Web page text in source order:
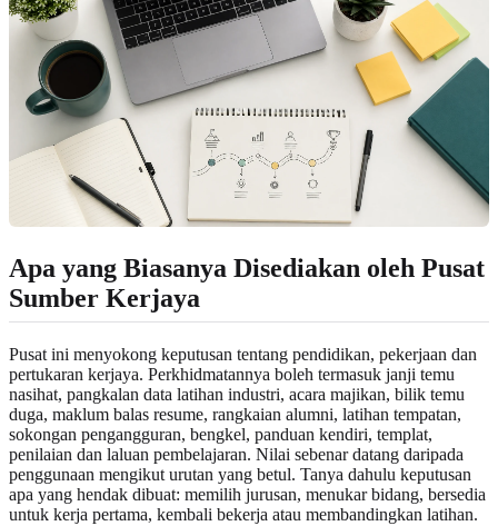
Apa yang Biasanya Disediakan oleh Pusat
Sumber Kerjaya
Pusat ini menyokong keputusan tentang pendidikan, pekerjaan dan
pertukaran kerjaya. Perkhidmatannya boleh termasuk janji temu
nasihat, pangkalan data latihan industri, acara majikan, bilik temu
duga, maklum balas resume, rangkaian alumni, latihan tempatan,
sokongan pengangguran, bengkel, panduan kendiri, templat,
penilaian dan laluan pembelajaran. Nilai sebenar datang daripada
penggunaan mengikut urutan yang betul. Tanya dahulu keputusan
apa yang hendak dibuat: memilih jurusan, menukar bidang, bersedia
untuk kerja pertama, kembali bekerja atau membandingkan latihan.